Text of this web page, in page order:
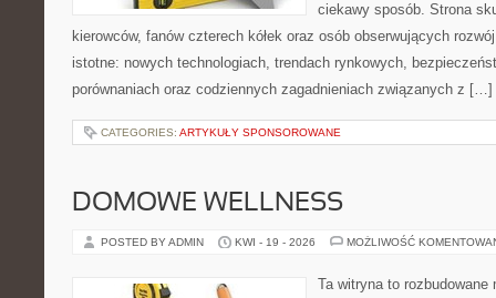
ciekawy sposób. Strona
kierowców, fanów czterech kółek oraz osób obserwujących
istotne: nowych technologiach, trendach rynkowych,
porównaniach oraz codziennych zagadnieniach związanych z […]
CATEGORIES: ARTYKUŁY SPONSOROWANE
DOMOWE WELLNESS
POSTED BY ADMIN KWI - 19 - 2026 MOŻLIWOŚĆ
Ta witryna to